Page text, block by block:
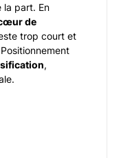
la part. En
de
trop court et
,